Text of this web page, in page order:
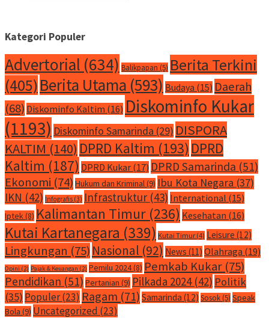
Kategori Populer
Advertorial (634) Balikpapan (5) Berita Terkini
(405)Berita Utama (593) Budaya (15) Daerah
(68) Diskominfo Kaltim (16) Diskominfo Kukar
(1193) Diskominfo Samarinda (29) DISPORA
KALTIM (140) DPRD Kaltim (193) DPRD
Kaltim (187) DPRD Kukar (17) DPRD Samarinda (51)
Ekonomi (74) Hukum dan Kriminal(9) Ibu Kota Negara (37)
IKN (42) Infografis (3) Infrastruktur (43) International (15)
Iptek(8) Kalimantan Timur (236) Kesehatan (16)
Kutai Kartanegara (339) Kutai Timur (4) Leisure (12)
Lingkungan (75) Nasional (92) News (11) Olahraga (19)
Opini (2) Pajak & Keuangan (2) Pemilu 2024(8) Pemkab Kukar (75)
Pendidikan (51) Pertanian (9) Pilkada 2024(42) Politik
(35) Populer(23) Ragam (71) Samarinda (12) Sosok(5) Speak
Bola (9) Uncategorized (23)